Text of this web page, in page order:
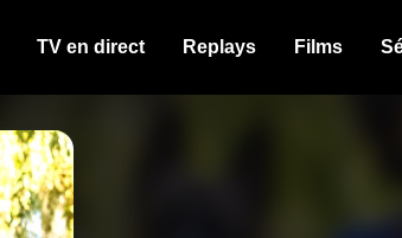
TV en direct Replays Films